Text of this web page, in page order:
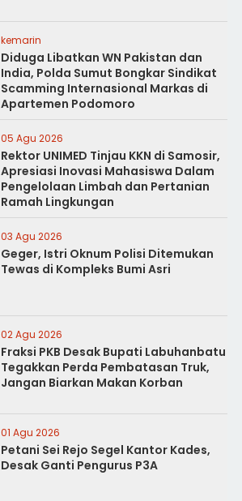
kemarin
Diduga Libatkan WN Pakistan dan
India, Polda Sumut Bongkar Sindikat
Scamming Internasional Markas di
Apartemen Podomoro
05 Agu 2026
Rektor UNIMED Tinjau KKN di Samosir,
Apresiasi Inovasi Mahasiswa Dalam
Pengelolaan Limbah dan Pertanian
Ramah Lingkungan
03 Agu 2026
Geger, Istri Oknum Polisi Ditemukan
Tewas di Kompleks Bumi Asri
02 Agu 2026
Fraksi PKB Desak Bupati Labuhanbatu
Tegakkan Perda Pembatasan Truk,
Jangan Biarkan Makan Korban
01 Agu 2026
Petani Sei Rejo Segel Kantor Kades,
Desak Ganti Pengurus P3A